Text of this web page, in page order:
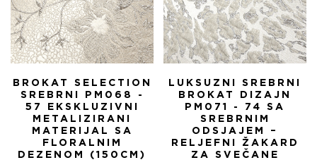
BROKAT SELECTION
SREBRNI PM068 -
57 EKSKLUZIVNI
METALIZIRANI
MATERIJAL SA
FLORALNIM
DEZENOM (150CM)
LUKSUZNI SREBRNI
BROKAT DIZAJN
PM071 - 74 SA
SREBRNIM
ODSJAJEM –
RELJEFNI ŽAKARD
ZA SVEČANE